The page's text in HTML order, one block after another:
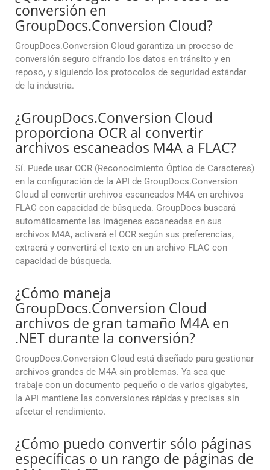
conversión en
GroupDocs.Conversion Cloud?
GroupDocs.Conversion Cloud garantiza un proceso de
conversión seguro cifrando los datos en tránsito y en
reposo, y siguiendo los protocolos de seguridad estándar
de la industria.
¿GroupDocs.Conversion Cloud
proporciona OCR al convertir
archivos escaneados M4A a FLAC?
Sí. Puede usar OCR (Reconocimiento Óptico de Caracteres)
en la configuración de la API de GroupDocs.Conversion
Cloud al convertir archivos escaneados M4A en archivos
FLAC con capacidad de búsqueda. GroupDocs buscará
automáticamente las imágenes escaneadas en sus
archivos M4A, activará el OCR según sus preferencias,
extraerá y convertirá el texto en un archivo FLAC con
capacidad de búsqueda.
¿Cómo maneja
GroupDocs.Conversion Cloud
archivos de gran tamaño M4A en
.NET durante la conversión?
GroupDocs.Conversion Cloud está diseñado para gestionar
archivos grandes de M4A sin problemas. Ya sea que
trabaje con un documento pequeño o de varios gigabytes,
la API mantiene las conversiones rápidas y precisas sin
afectar el rendimiento.
¿Cómo puedo convertir sólo páginas
específicas o un rango de páginas de